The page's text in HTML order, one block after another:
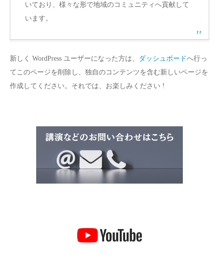
いており、様々な形で地域のコミュニティへ貢献して
います。
新しく WordPress ユーザーになった方は、 ダッシュボードへ行っ
てこのページを削除し、独自のコンテンツを含む新しいページを
作成してください。それでは、お楽しみください !